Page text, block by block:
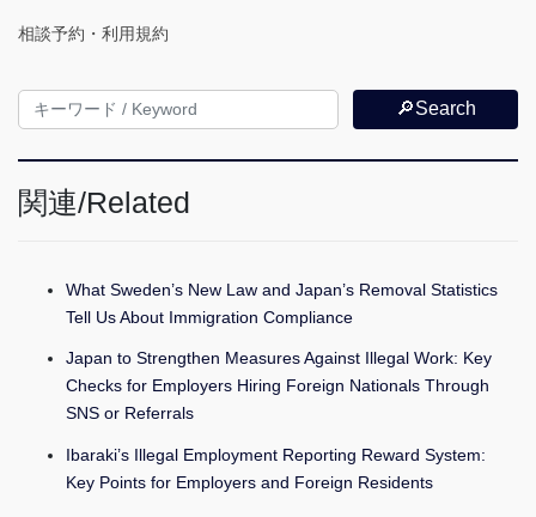
相談予約・利用規約
🔎Search
関連/Related
What Sweden’s New Law and Japan’s Removal Statistics
Tell Us About Immigration Compliance
Japan to Strengthen Measures Against Illegal Work: Key
Checks for Employers Hiring Foreign Nationals Through
SNS or Referrals
Ibaraki’s Illegal Employment Reporting Reward System:
Key Points for Employers and Foreign Residents